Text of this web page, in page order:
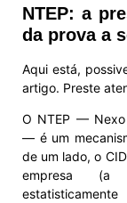
NTEP: a
da prova a
Aqui está,
artigo. Preste
O NTEP — Nexo
— é um
de um lado, o
empresa (a